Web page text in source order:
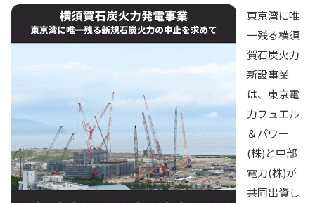
東京湾に唯
一残る横須
賀石炭火力
新設事業
は、東京電
力フュエル
＆パワー
(株)と中部
電力(株)が
共同出資し